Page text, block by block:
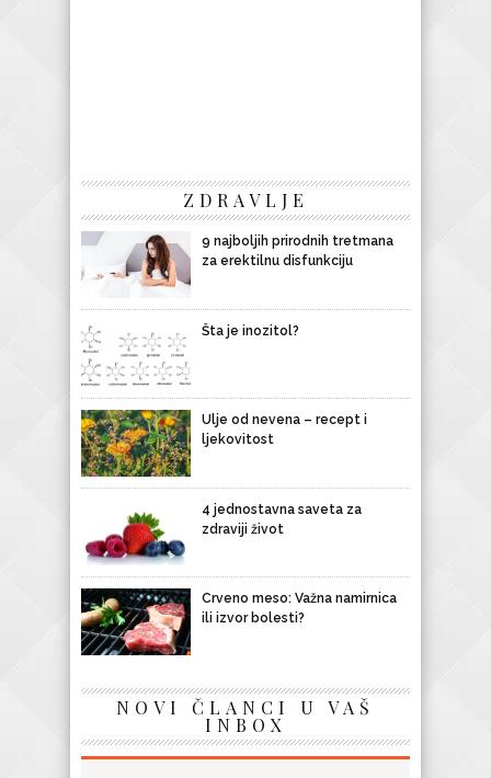
ZDRAVLJE
9 najboljih prirodnih tretmana
za erektilnu disfunkciju
Šta je inozitol?
Ulje od nevena – recept i
ljekovitost
4 jednostavna saveta za
zdraviji život
Crveno meso: Važna namirnica
ili izvor bolesti?
NOVI ČLANCI U VAŠ
INBOX